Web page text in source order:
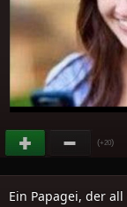
(+20)
Ein Papagei, der